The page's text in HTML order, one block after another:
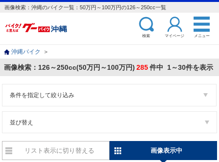
画像検索：沖縄のバイク一覧：50万円～100万円の126～250cc一覧
検索 マイページ メニュー
沖縄バイク ＞
画像検索：126～250cc(50万円～100万円) 285件中 1～30件を表示
条件を指定して絞り込み
並び替え
リスト表示に切り替える 画像表示中